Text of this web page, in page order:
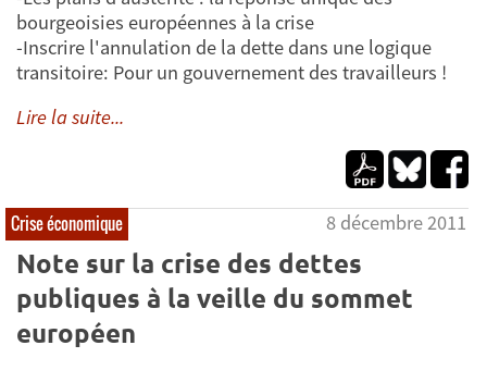
bourgeoisies européennes à la crise
-Inscrire l'annulation de la dette dans une logique
transitoire: Pour un gouvernement des travailleurs !
Lire la suite...
Crise économique 8 décembre 2011
Note sur la crise des dettes
publiques à la veille du sommet
européen